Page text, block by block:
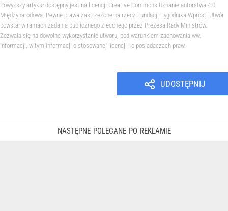
Powyższy artykuł dostępny jest na licencji Creative Commons Uznanie autorstwa 4.0
Międzynarodowa. Pewne prawa zastrzeżone na rzecz Fundacji Tygodnika Wprost. Utwór
powstał w ramach zadania publicznego zleconego przez Prezesa Rady Ministrów.
Zezwala się na dowolne wykorzystanie utworu, pod warunkiem zachowania ww.
informacji, w tym informacji o stosowanej licencji i o posiadaczach praw.
UDOSTĘPNIJ